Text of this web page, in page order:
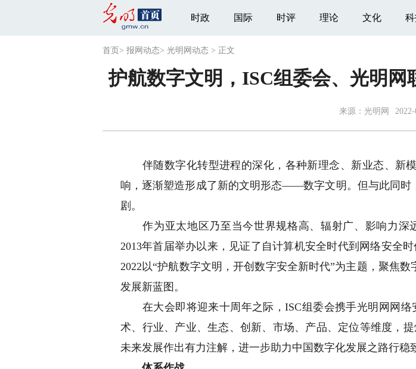
时政 国际 时评 理论 文化
首页 > 报网动态> 光明网动态 > 正文
护航数字文明，ISC组委会、光明
来源： 光明网
伴随数字化转型进程的深化，各种新理念、新业态、新
响，逐渐塑造形成了新的文明形态——数字文明。但与此同时
剧。
作为亚太地区乃至当今世界规格高、辐射广、影响力深
2013年首届举办以来，见证了自计算机安全时代到网络安全
2022以“护航数字文明，开创数字安全新时代”为主题，聚焦
发展新蓝图。
在大会即将迎来十周年之际，ISC组委会携手光明网网络
术、行业、产业、生态、创新、市场、产品、定位等维度，
未来发展作出有力注解，进一步助力中国数字化发展之路行稳